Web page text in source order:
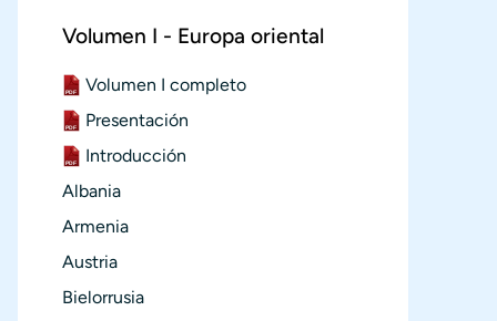
Volumen I - Europa oriental
Documento
Volumen I completo
Documento
Presentación
Documento
Introducción
Albania
Armenia
Austria
Bielorrusia